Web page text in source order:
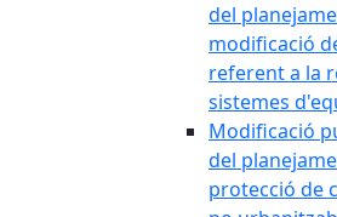
del
modificació
referent a la
sistemes
Modificació
del
protecció de